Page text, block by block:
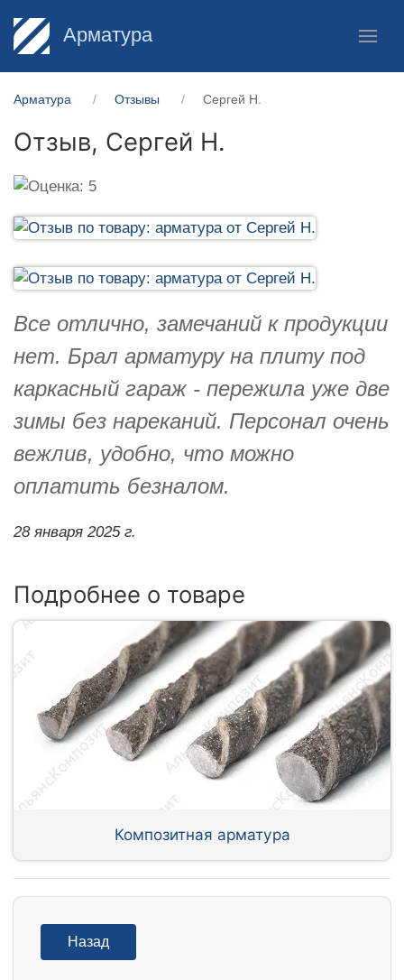
Арматура
Арматура Отзывы Сергей Н.
Отзыв, Сергей Н.
Все отлично, замечаний к продукции
нет. Брал арматуру на плиту под
каркасный гараж - пережила уже две
зимы без нареканий. Персонал очень
вежлив, удобно, что можно
оплатить безналом.
28 января 2025 г.
Подробнее о товаре
Композитная арматура
Назад